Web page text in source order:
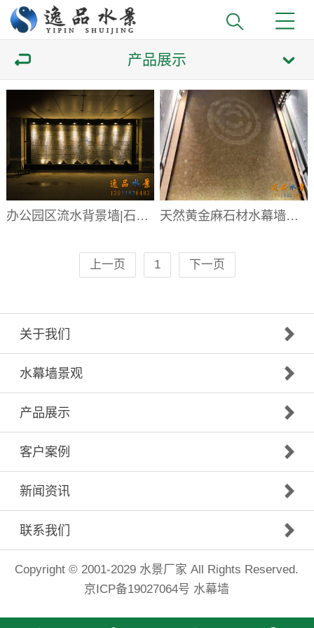
产品展示
办公园区流水背景墙|石材水幕墙生产厂家 天然黄金麻石材水幕墙图片|石材水幕墙生产厂家
上一页 1 下一页
关于我们
水幕墙景观
产品展示
客户案例
新闻资讯
联系我们
Copyright © 2001-2029 水景厂家 All Rights Reserved.
京ICP备19027064号 水幕墙